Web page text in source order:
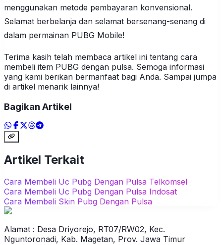
menggunakan metode pembayaran konvensional.
Selamat berbelanja dan selamat bersenang-senang di
dalam permainan PUBG Mobile!
Terima kasih telah membaca artikel ini tentang cara
membeli item PUBG dengan pulsa. Semoga informasi
yang kami berikan bermanfaat bagi Anda. Sampai jumpa
di artikel menarik lainnya!
Bagikan Artikel
Artikel Terkait
Cara Membeli Uc Pubg Dengan Pulsa Telkomsel
Cara Membeli Uc Pubg Dengan Pulsa Indosat
Cara Membeli Skin Pubg Dengan Pulsa
Alamat : Desa Driyorejo, RT07/RW02, Kec.
Nguntoronadi, Kab. Magetan, Prov. Jawa Timur